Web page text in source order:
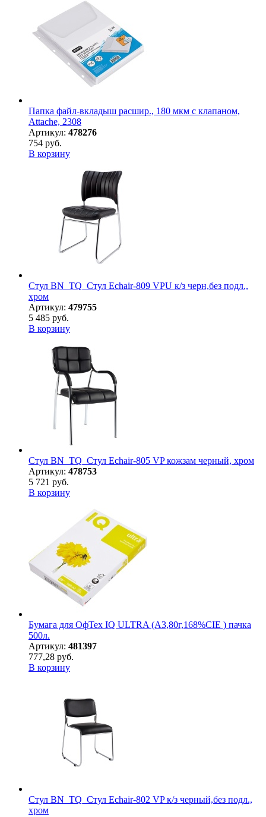
Папка файл-вкладыш расшир., 180 мкм с клапаном,
Attache, 2308
Артикул: 478276
754 руб.
В корзину
Стул BN_TQ_Стул Echair-809 VPU к/з черн,без подл.,
хром
Артикул: 479755
5 485 руб.
В корзину
Стул BN_TQ_Стул Echair-805 VP кожзам черный, хром
Артикул: 478753
5 721 руб.
В корзину
Бумага для ОфТех IQ ULTRA (А3,80г,168%CIE ) пачка
500л.
Артикул: 481397
777,28 руб.
В корзину
Стул BN_TQ_Стул Echair-802 VP к/з черный,без подл.,
хром